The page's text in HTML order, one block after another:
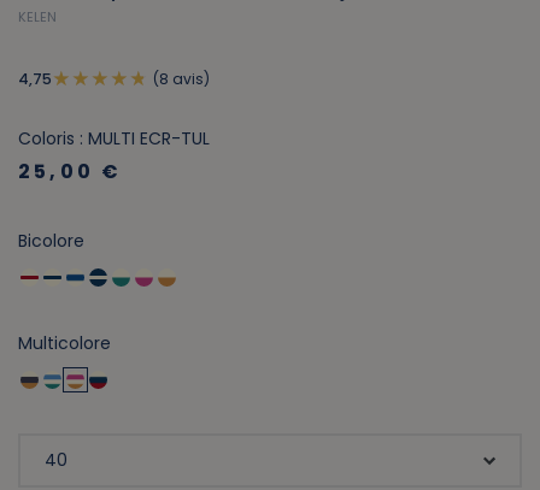
KELEN
4,75 (8 avis)
Coloris : MULTI ECR-TUL
25,00 €
Bicolore
Multicolore